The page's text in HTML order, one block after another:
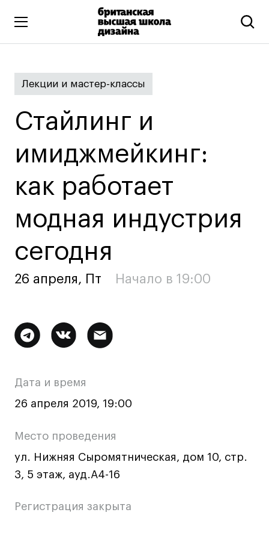
Искусство и дизайн
Бизнес и маркетинг
Дополнительное образование
Иллюстрация
Современное искусство
Мода и стиль
Ювелирный дизайн
Промышленный и предметный дизайн
Подготовительные курсы и творческое
развитие
ИЗО и Керамика
Ландшафтный дизайн
Все программы
Онлайн-программы
Лекции и мастер-классы
Стайлинг и
имиджмейкинг:
как работает
модная индустрия
сегодня
26 апреля, Пт Начало в 19:00
Дополнительная
о
мероприятии
Дата и время
26 апреля 2019, 19:00
Место проведения
ул. Нижняя Сыромятническая, дом 10, стр.
3, 5 этаж, ауд.А4-16
Регистрация закрыта